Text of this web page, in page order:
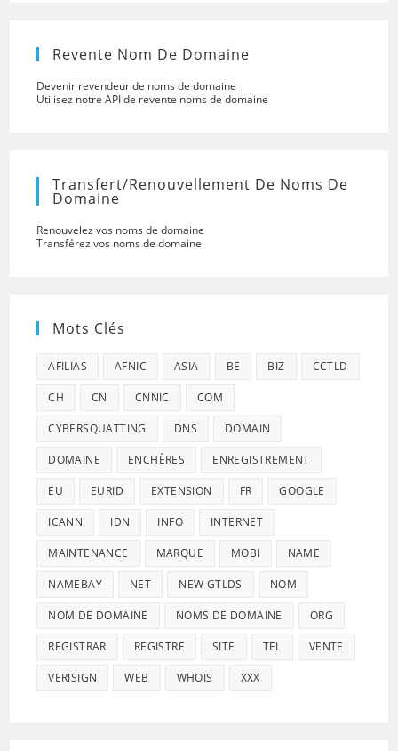
Revente Nom De Domaine
Devenir revendeur de noms de domaine
Utilisez notre API de revente noms de domaine
Transfert/renouvellement De Noms De
Domaine
Renouvelez vos noms de domaine
Transférez vos noms de domaine
Mots Clés
AFILIAS AFNIC ASIA BE BIZ CCTLD
CH CN CNNIC COM
CYBERSQUATTING DNS DOMAIN
DOMAINE ENCHÈRES ENREGISTREMENT
EU EURID EXTENSION FR GOOGLE
ICANN IDN INFO INTERNET
MAINTENANCE MARQUE MOBI NAME
NAMEBAY NET NEW GTLDS NOM
NOM DE DOMAINE NOMS DE DOMAINE ORG
REGISTRAR REGISTRE SITE TEL VENTE
VERISIGN WEB WHOIS XXX